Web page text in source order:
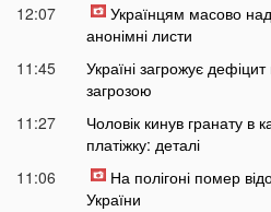
12:07
Українцям масово
анонімні листи
11:45
Україні загрожує дефіцит
загрозою
11:27
Чоловік кинув гранату в
платіжку: деталі
11:06
На полігоні помер
України